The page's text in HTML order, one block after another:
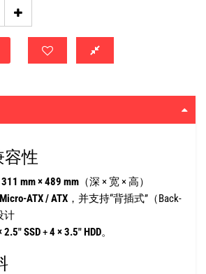
容性
mm × 489 mm （深 × 宽 × 高）
ATX / ATX ，并支持“背插式”（Back-
计
2.5″ SSD+4 × 3.5″ HDD。